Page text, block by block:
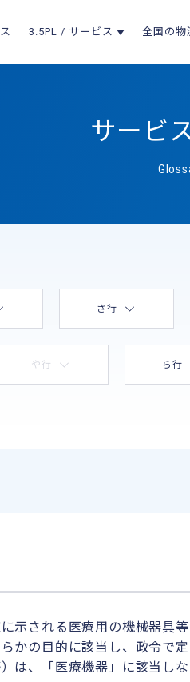
3.5PL / サービス 全国の物
サービ
さ行
や行 ら行
示される医療用の機械器具
かの目的に該当し、政令で
は、「医療機器」に該当しな